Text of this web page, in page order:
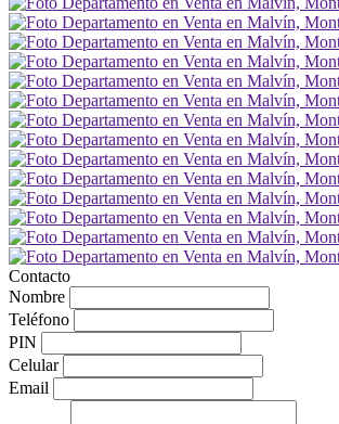
Contacto
Nombre
Teléfono
PIN
Celular
Email